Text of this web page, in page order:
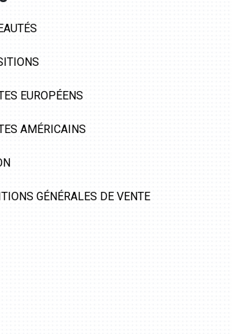
EUROPÉENS
AMÉRICAINS
GÉNÉRALES DE VENTE